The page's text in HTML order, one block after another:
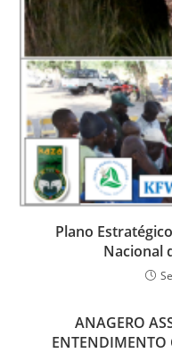
Plano
Nacional
ANAGERO
ENTENDIMENTO